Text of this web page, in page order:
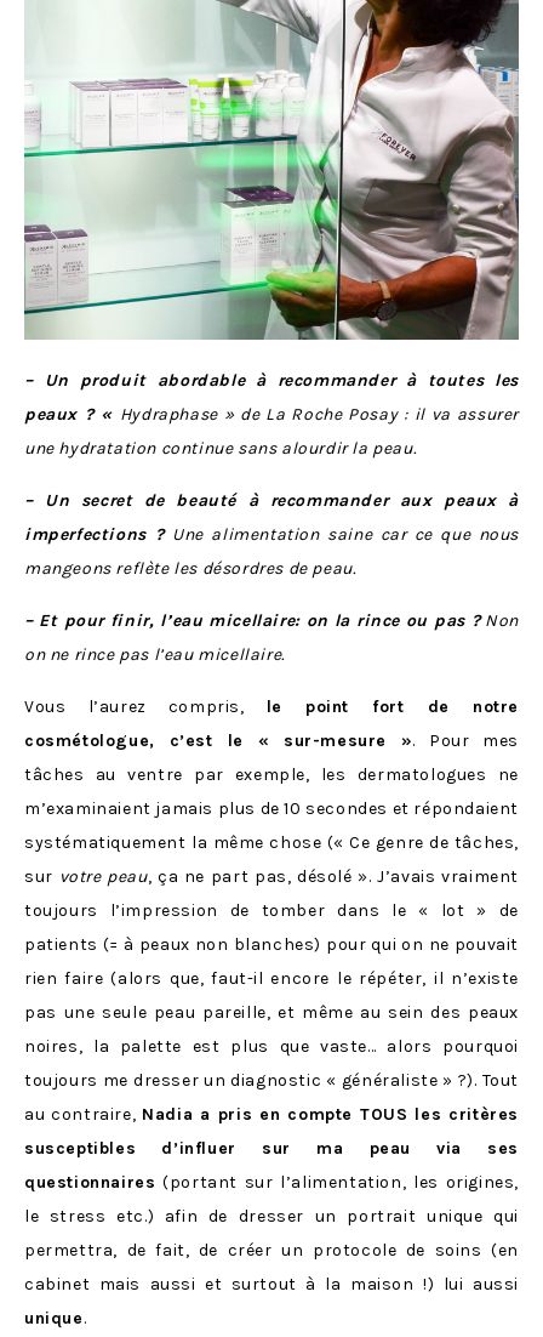
– Un produit abordable à recommander à toutes les
peaux ? « Hydraphase » de La Roche Posay : il va assurer
une hydratation continue sans alourdir la peau.
– Un secret de beauté à recommander aux peaux à
imperfections ?Une alimentation saine car ce que nous
mangeons reflète les désordres de peau.
– Et pour finir, l’eau micellaire: on la rince ou pas ?Non
on ne rince pas l’eau micellaire.
Vous l’aurez compris, le point fort de notre
cosmétologue, c’est le « sur-mesure ». Pour mes
tâches au ventre par exemple, les dermatologues ne
m’examinaient jamais plus de 10 secondes et répondaient
systématiquement la même chose (« Ce genre de tâches,
sur votre peau, ça ne part pas, désolé ». J’avais vraiment
toujours l’impression de tomber dans le « lot » de
patients (= à peaux non blanches) pour qui on ne pouvait
rien faire (alors que, faut-il encore le répéter, il n’existe
pas une seule peau pareille, et même au sein des peaux
noires, la palette est plus que vaste… alors pourquoi
toujours me dresser un diagnostic « généraliste » ?). Tout
au contraire, Nadia a pris en compte TOUS les critères
susceptibles d’influer sur ma peau via ses
questionnaires (portant sur l’alimentation, les origines,
le stress etc.) afin de dresser un portrait unique qui
permettra, de fait, de créer un protocole de soins (en
cabinet mais aussi et surtout à la maison !) lui aussi
unique.